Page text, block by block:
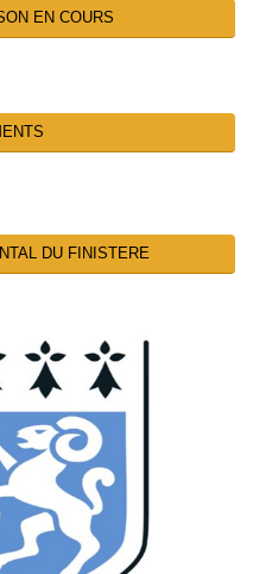
EN COURS
DU FINISTERE